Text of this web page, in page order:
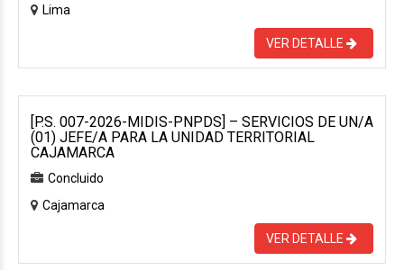
Lima
VER DETALLE
[P.S. 007-2026-MIDIS-PNPDS] – SERVICIOS DE UN/A
(01) JEFE/A PARA LA UNIDAD TERRITORIAL
CAJAMARCA
Concluido
Cajamarca
VER DETALLE